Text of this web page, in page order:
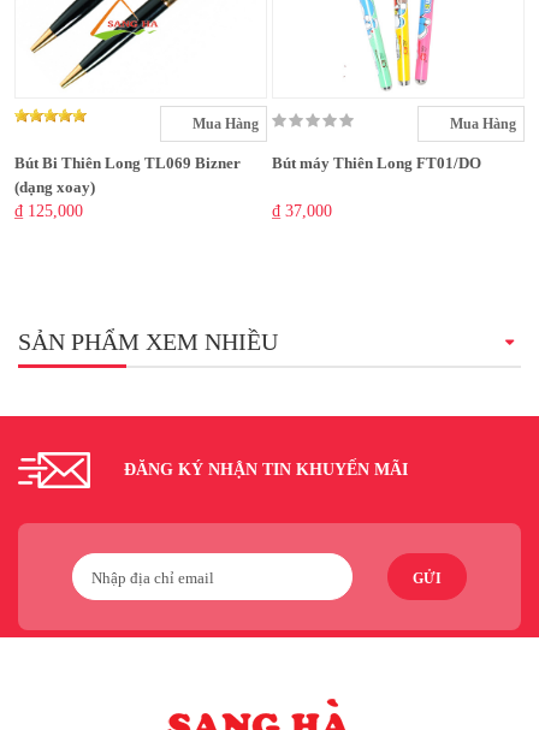
Mua Hàng
Bút Bi Thiên Long TL069 Bizner
(dạng xoay)
₫ 125,000
Mua Hàng
Bút máy Thiên Long FT01/DO
₫ 37,000
SẢN PHẨM XEM NHIỀU
ĐĂNG KÝ NHẬN TIN KHUYẾN MÃI
GỬI